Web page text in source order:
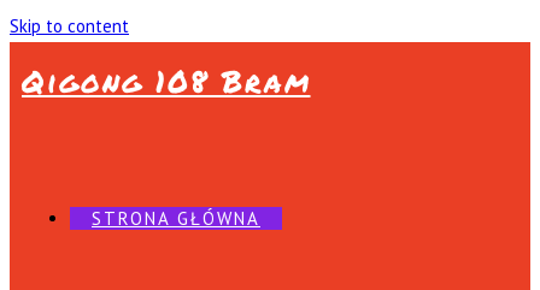
Skip to content
Qigong 108 Bram
STRONA GŁÓWNA